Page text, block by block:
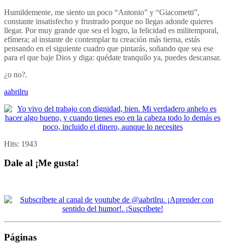
Humildemente, me siento un poco “Antonio” y “Giacometti”,
constante insatisfecho y frustrado porque no llegas adonde quieres
llegar. Por muy grande que sea el logro, la felicidad es militemporal,
efímera; al instante de contemplar tu creación más tierna, estás
pensando en el siguiente cuadro que pintarás, soñando que sea ese
para el que baje Dios y diga: quédate tranquilo ya, puedes descansar.
¿o no?.
aabrilru
Hits: 1943
Dale al ¡Me gusta!
Páginas